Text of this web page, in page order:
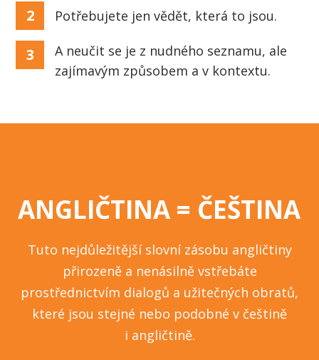
2 Potřebujete jen vědět, která to jsou.
3
A neučit se je z nudného seznamu, ale
zajímavým způsobem a v kontextu.
ANGLIČTINA = ČEŠTINA
Tuto nejdůležitější slovní zásobu angličtiny
přirozeně a nenásilně vstřebáte
prostřednictvím dialogů a užitečných obratů,
které jsou stejné nebo podobné v češtině
i angličtině.